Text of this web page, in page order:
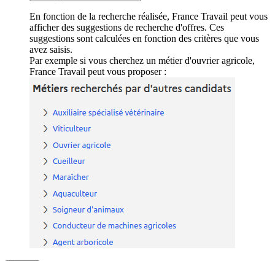
En fonction de la recherche réalisée, France Travail peut vous
afficher des suggestions de recherche d'offres. Ces
suggestions sont calculées en fonction des critères que vous
avez saisis.
Par exemple si vous cherchez un métier d'ouvrier agricole,
France Travail peut vous proposer :